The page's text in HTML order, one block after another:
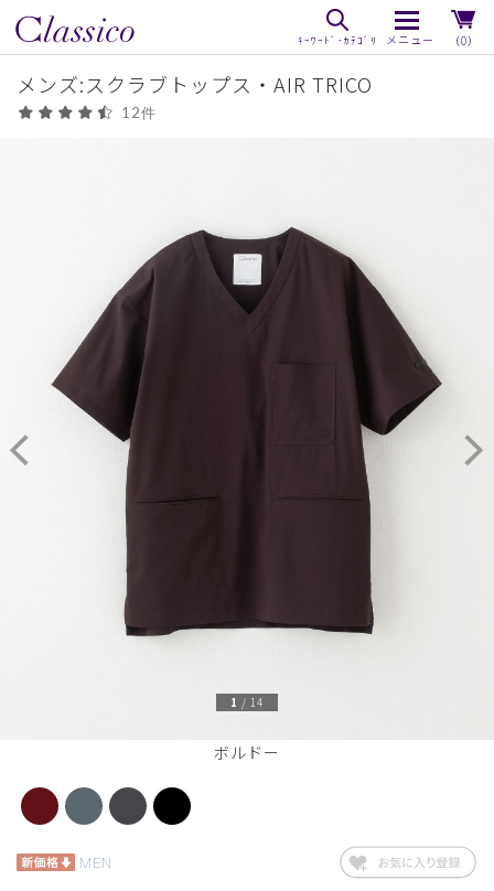
（0）
メンズ:スクラブトップス・AIR TRICO
12件
ボルドー
1 / 14
MEN